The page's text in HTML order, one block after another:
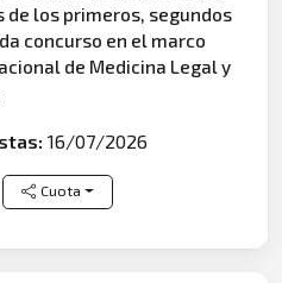
de los primeros, segundos
concurso en el marco
de Medicina Legal y
16/07/2026
Cuota